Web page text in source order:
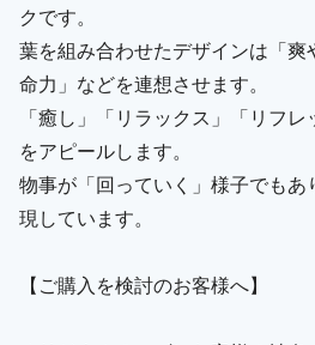
クです。
葉を組み合わせたデザインは「
命力」などを連想させます。
「癒し」「リラックス」「リフ
をアピールします。
物事が「回っていく」様子でも
現しています。
【ご購入を検討のお客様へ】